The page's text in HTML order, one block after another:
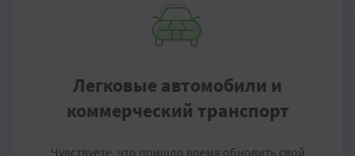
Легковые автомобили и
коммерческий транспорт
Чувствуете, что пришло время обновить свой